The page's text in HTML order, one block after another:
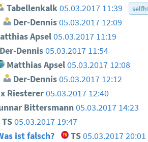
Tabellenkalk 05.03.2017 11:39
Der-Dennis05.03.2017 12:09
Apsel05.03.2017 11:19
Der-Dennis05.03.2017 11:54
Matthias Apsel 05.03.2017 12:08
Der-Dennis05.03.2017 12:12
Riesterer05.03.2017 12:40
Bittersmann05.03.2017 14:23
TS05.03.2017 19:47
ist falsch? TS05.03.2017 20:01